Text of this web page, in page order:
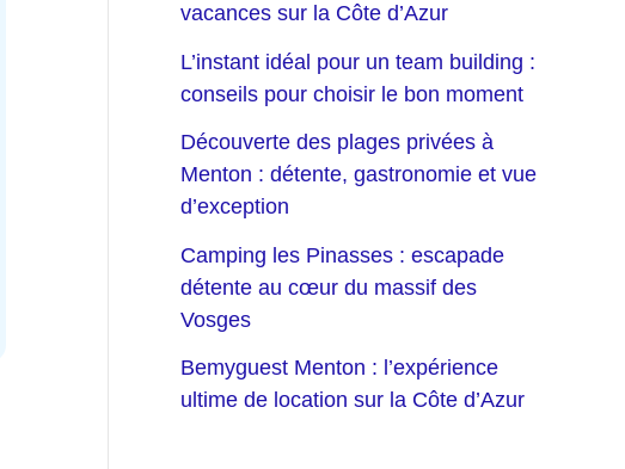
vacances sur la Côte d’Azur
L’instant idéal pour un team building :
conseils pour choisir le bon moment
Découverte des plages privées à
Menton : détente, gastronomie et vue
d’exception
Camping les Pinasses : escapade
détente au cœur du massif des
Vosges
Bemyguest Menton : l’expérience
ultime de location sur la Côte d’Azur